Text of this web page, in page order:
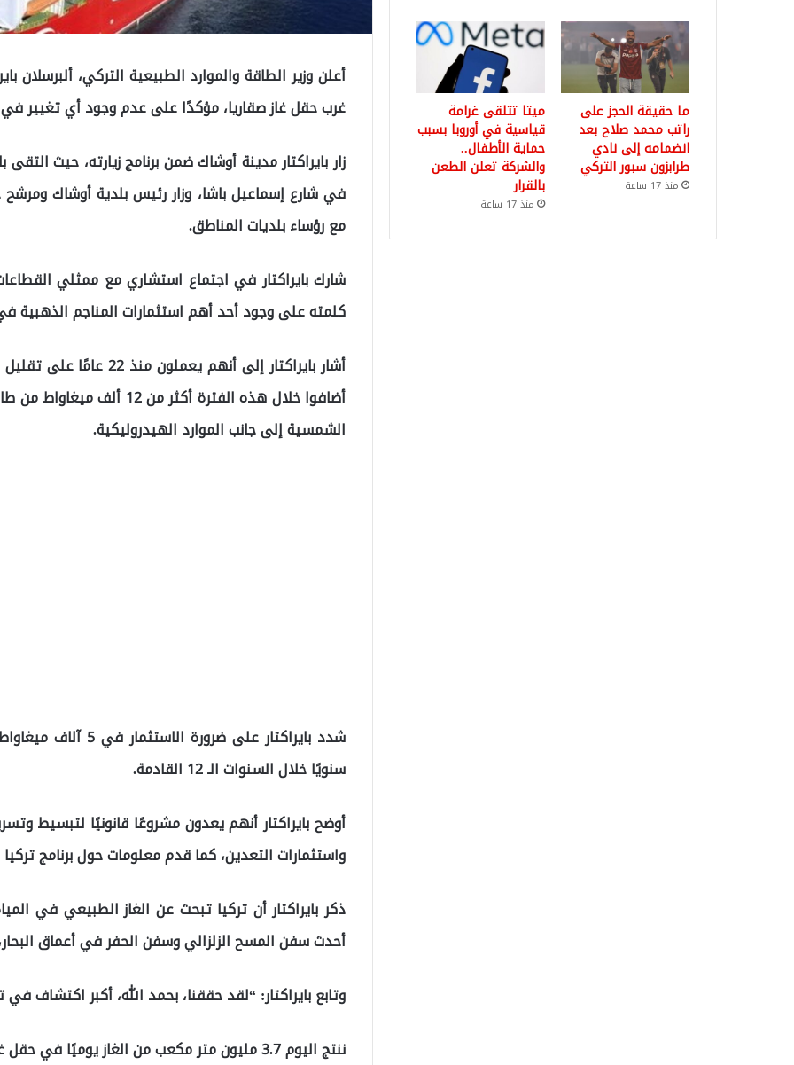
أعلن وزير الطاقة والموارد الطبيعية التركي،
غرب حقل غاز صقاريا، مؤكدًا على عدم وجود أي تغيير
زار بايراكتار مدينة أوشاك ضمن برنامج زيارته، حيث
في شارع إسماعيل باشا، وزار رئيس بلدية أوشاك
مع رؤساء بلديات المناطق.
شارك بايراكتار في اجتماع استشاري مع ممثلي
كلمته على وجود أحد أهم استثمارات المناجم الذهبية
أشار بايراكتار إلى أنهم
الشمسية إلى جانب الموارد الهيدروليكية.
شدد بايراكتار على
سنويًا خلال السنوات الـ 12 القادمة.
أوضح بايراكتار أنهم يعدون مشروعًا قانونيًا لتبسيط
واستثمارات التعدين، كما قدم معلومات حول برنامج
أحدث سفن المسح الزلزالي وسفن الحفر في أعماق
وتابع بايراكتار: “لقد حققنا، بحمد الله، أكبر اكتشاف في
ننتج اليوم 3.7 مليون متر مكعب من الغاز يوميًا في حقل غاز صقاريا، لكننا ما زلنا في بداية الطريق.
ما حقيقة الحجز على
راتب محمد صلاح بعد
انضمامه إلى نادي
طرابزون سبور التركي
منذ 17 ساعة
ميتا تتلقى غرامة
قياسية في أوروبا بسبب
حماية الأطفال..
والشركة تعلن الطعن
بالقرار
منذ 17 ساعة